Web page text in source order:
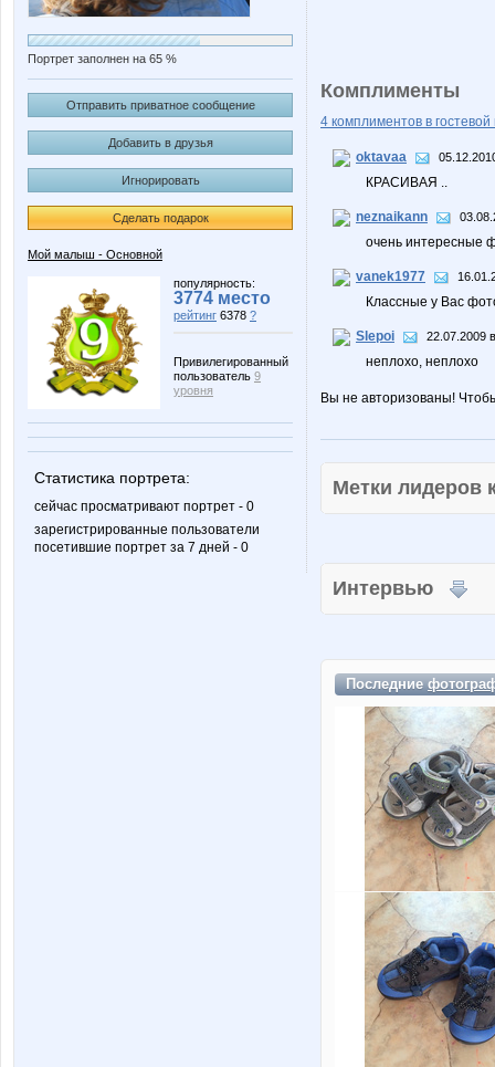
Портрет заполнен на 65 %
Отправить приватное сообщение
Добавить в друзья
Игнорировать
Сделать подарок
Мой малыш - Основной
популярность:
3774 место
рейтинг 6378 ?
Привилегированный
пользователь 9
уровня
Статистика портрета:
сейчас просматривают портрет - 0
зарегистрированные пользователи
посетившие портрет за 7 дней - 0
Комплименты
4 комплиментов в гостевой
oktavaa
КРАСИВАЯ ..
neznaikann
очень интересные
vanek1977
Классные у Вас
Slepoi 22.07.2009
неплохо, неплохо
Вы не авторизованы!
Метки
Интервью
Последние